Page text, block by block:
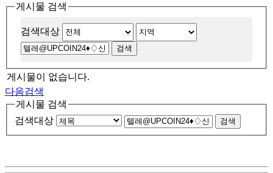
게시물 검색
검색대상
게시물이 없습니다.
다음검색
게시물 검색
검색대상